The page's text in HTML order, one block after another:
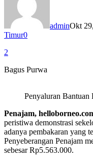
adminOkt
Timur0
2
Bagus Purwa
Penyaluran Bantuan
Penajam,
peristiwa demonstrasi
adanya pembakaran yang
Penyeberangan Penajam
sebesar Rp5.563.000.